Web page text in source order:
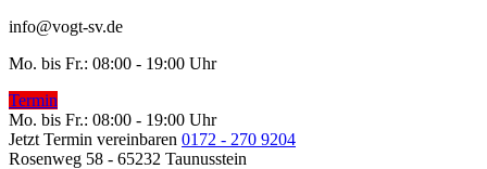
info@vogt-sv.de
Mo. bis Fr.: 08:00 - 19:00 Uhr
Termin
Mo. bis Fr.: 08:00 - 19:00 Uhr
Jetzt Termin vereinbaren 0172 - 270 9204
Rosenweg 58 - 65232 Taunusstein